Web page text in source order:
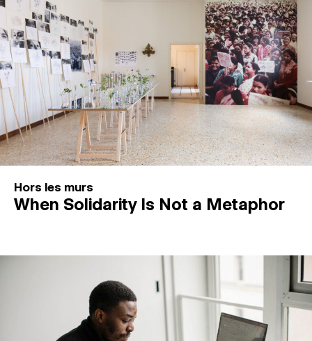
Hors les murs
When Solidarity Is Not a Metaphor